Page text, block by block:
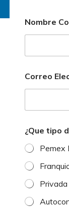
Nombre
*
E
e
r
ó
n
i
o
Correo
¿Que tipo
Pemex
Privada